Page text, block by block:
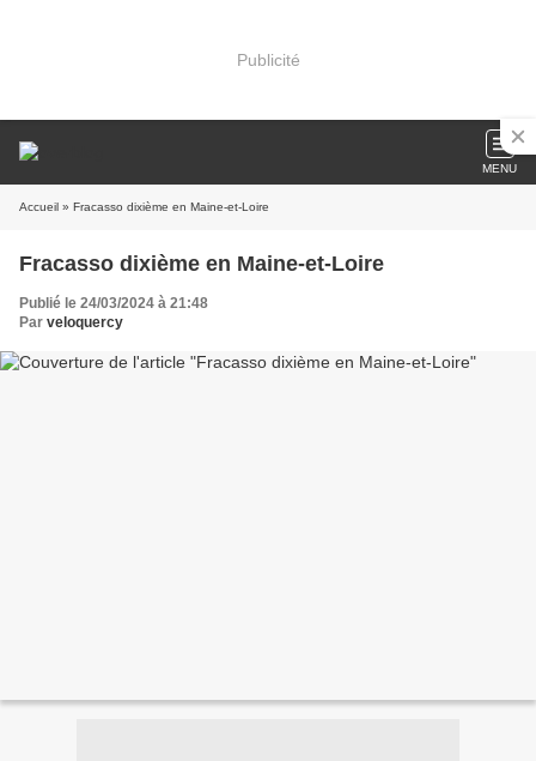
Publicité
MENU
Accueil » Fracasso dixième en Maine-et-Loire
Fracasso dixième en Maine-et-Loire
Publié le 24/03/2024 à 21:48
Par veloquercy